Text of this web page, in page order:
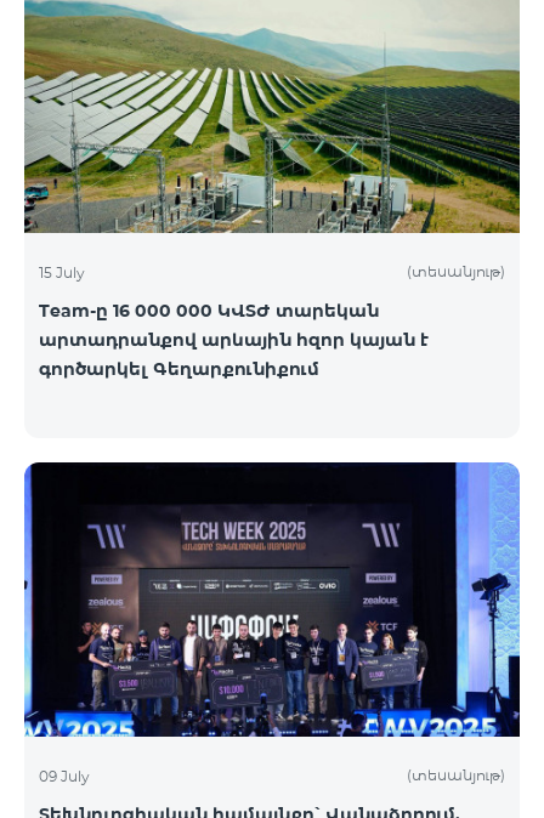
բաժանորդագրության դեպքում․ Անվանում
Հիմնական արժեք Զեղչված արժեք 1-6 ամիսների
համար ԿՈՍՄՈ 2 6900 Մարզային 6900 3450
ԿՈՍՄՈ 3 7400 Մարզային 7400 3700 ԿՈՍՄՈ 4 9900
Մարզային 9900 4950
15 July (տեսանյութ)
Team-ը 16 000 000 ԿՎՏԺ տարեկան
արտադրանքով արևային հզոր կայան է
գործարկել Գեղարքունիքում
09 July (տեսանյութ)